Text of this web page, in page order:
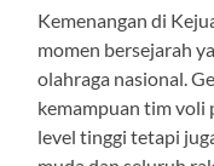
Kemenangan di
momen bersejarah
olahraga nasional.
kemampuan tim voli
level tinggi tetapi